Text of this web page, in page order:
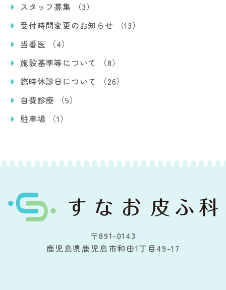
スタッフ募集 （3）
受付時間変更のお知らせ （13）
当番医 （4）
施設基準等について （8）
臨時休診日について （26）
自費診療 （5）
駐車場 （1）
〒891-0143
鹿児島県鹿児島市和田1丁目49-17